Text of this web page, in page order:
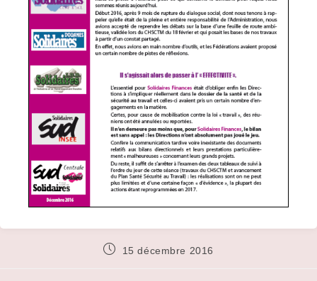
Publication
15 décembre 2016